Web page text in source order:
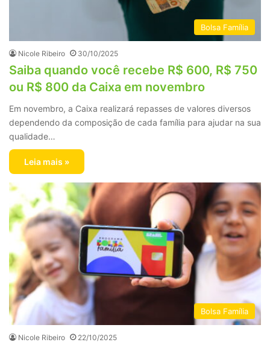
Bolsa Família
Nicole Ribeiro 30/10/2025
Saiba quando você recebe R$ 600, R$ 750
ou R$ 800 da Caixa em novembro
Em novembro, a Caixa realizará repasses de valores diversos
dependendo da composição de cada família para ajudar na sua
qualidade…
Leia mais »
Bolsa Família
Nicole Ribeiro 22/10/2025